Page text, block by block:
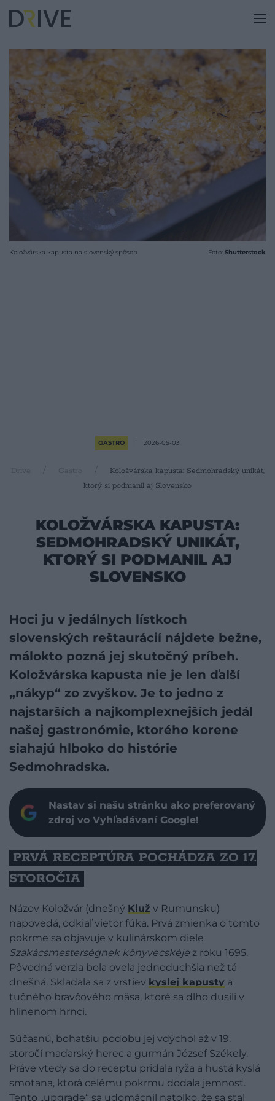
Koložvárska kapusta na slovenský spôsob Foto: Shutterstock
GASTRO 2026-05-03
Drive Gastro
Koložvárska kapusta: Sedmohradský unikát,
ktorý si podmanil aj Slovensko
KOLOŽVÁRSKA KAPUSTA:
SEDMOHRADSKÝ UNIKÁT,
KTORÝ SI PODMANIL AJ
SLOVENSKO
Hoci ju v jedálnych lístkoch
slovenských reštaurácií nájdete bežne,
málokto pozná jej skutočný príbeh.
Koložvárska kapusta nie je len ďalší
„nákyp“ zo zvyškov. Je to jedno z
najstarších a najkomplexnejších jedál
našej gastronómie, ktorého korene
siahajú hlboko do histórie
Sedmohradska.
Nastav si našu stránku ako preferovaný
zdroj vo Vyhľadávaní Google!
PRVÁ RECEPTÚRA POCHÁDZA ZO 17.
STOROČIA
Názov Koložvár (dnešný Kluž v Rumunsku)
napovedá, odkiaľ vietor fúka. Prvá zmienka o tomto
pokrme sa objavuje v kulinárskom diele
Szakácsmesterségnek könyvecskéje z roku 1695.
Pôvodná verzia bola oveľa jednoduchšia než tá
dnešná. Skladala sa z vrstiev kyslej kapusty a
tučného bravčového mäsa, ktoré sa dlho dusili v
hlinenom hrnci.
Súčasnú, bohatšiu podobu jej vdýchol až v 19.
storočí maďarský herec a gurmán József Székely.
Práve vtedy sa do receptu pridala ryža a hustá kyslá
smotana, ktorá celému pokrmu dodala jemnosť.
Tento „upgrade“ sa udomácnil natoľko, že sa stal